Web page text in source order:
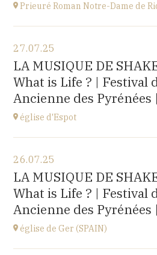
Prieuré Roman Notre-Dame de
Mas Riquer, Catllar (66500)
à21H00
27.07.25
LA MUSIQUE DE
What is Life ? | Festival
Ancienne des Pyrénées
église d'Espot
église d'Espot,
SPAIN
à19H00
Acheter vos billets
26.07.25
LA MUSIQUE DE
What is Life ? | Festival
Ancienne des Pyrénées
église de Ger (SPAIN)